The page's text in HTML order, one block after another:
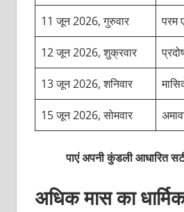
11 जून 2026, गुरुवार परम
12 जून 2026, शुक्रवार
13 जून 2026, शनिवार
15 जून 2026, सोमवार
पाएं अपनी कुंडली आधारित
अधिक मास का